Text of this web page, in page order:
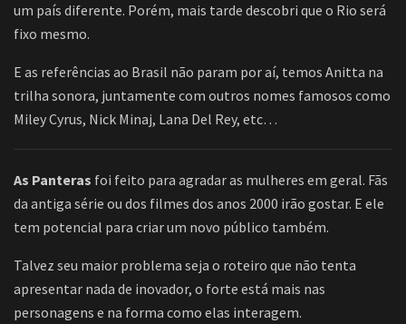
um país diferente. Porém, mais tarde descobri que o Rio será
fixo mesmo.
E as referências ao Brasil não param por aí, temos Anitta na
trilha sonora, juntamente com outros nomes famosos como
Miley Cyrus, Nick Minaj, Lana Del Rey, etc…
As Panteras foi feito para agradar as mulheres em geral. Fãs
da antiga série ou dos filmes dos anos 2000 irão gostar. E ele
tem potencial para criar um novo público também.
Talvez seu maior problema seja o roteiro que não tenta
apresentar nada de inovador, o forte está mais nas
personagens e na forma como elas interagem.